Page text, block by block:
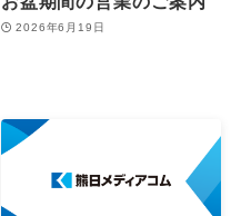
2026年6月19日